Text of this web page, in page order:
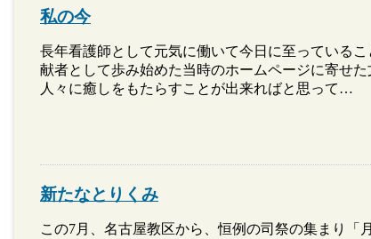
私の今
長年看護師として元気に働いて今日に至っている
献者として歩み始めた当時のホームページに寄せ
人々に癒しをもたらすことが出来ればと思って…
新たなとりくみ
この7月、名古屋教区から、恒例の司祭の集まり「